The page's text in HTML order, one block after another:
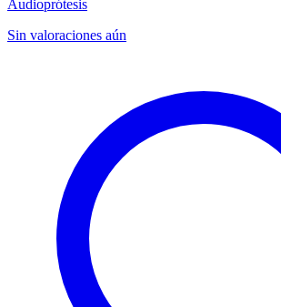
Audioprótesis
Sin valoraciones aún